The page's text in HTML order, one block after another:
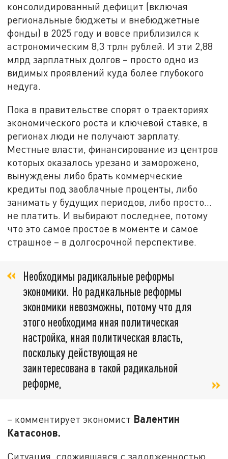
консолидированный дефицит (включая
региональные бюджеты и внебюджетные
фонды) в 2025 году и вовсе приблизился к
астрономическим 8,3 трлн рублей. И эти 2,88
млрд зарплатных долгов – просто одно из
видимых проявлений куда более глубокого
недуга.
Пока в правительстве спорят о траекториях
экономического роста и ключевой ставке, в
регионах люди не получают зарплату.
Местные власти, финансирование из центров
которых оказалось урезано и заморожено,
вынуждены либо брать коммерческие
кредиты под заоблачные проценты, либо
занимать у будущих периодов, либо просто…
не платить. И выбирают последнее, потому
что это самое простое в моменте и самое
страшное – в долгосрочной перспективе.
Необходимы радикальные реформы
экономики. Но радикальные реформы
экономики невозможны, потому что для
этого необходима иная политическая
настройка, иная политическая власть,
поскольку действующая не
заинтересована в такой радикальной
реформе,
– комментирует экономист Валентин
Катасонов.
Ситуация, сложившаяся с задолженностью